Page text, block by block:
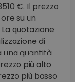
€. Il prezzo
su un
quotazione
di
una quantità
più alto
più basso